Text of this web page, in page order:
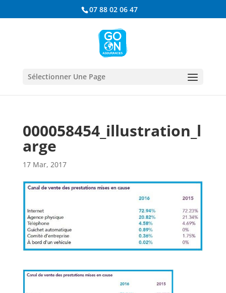
07 88 02 06 47
Sélectionner Une Page
000058454_illustration_l
arge
17 Mar, 2017